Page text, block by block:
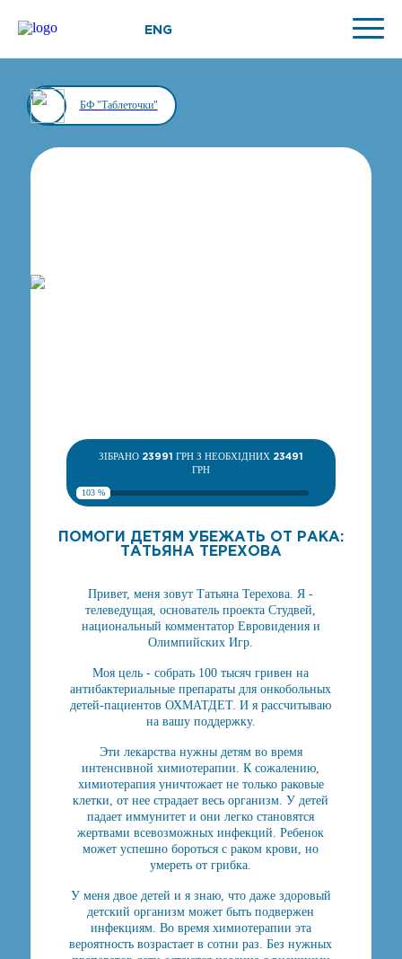
ENG
БФ "Таблеточки"
ЗІБРАНО 23991 ГРН З НЕОБХІДНИХ 23491
ГРН
103 %
ПОМОГИ ДЕТЯМ УБЕЖАТЬ ОТ РАКА:
ТАТЬЯНА ТЕРЕХОВА
Привет, меня зовут Татьяна Терехова. Я -
телеведущая, основатель проекта Студвей,
национальный комментатор Евровидения и
Олимпийских Игр.
Моя цель - собрать 100 тысяч гривен на
антибактериальные препараты для онкобольных
детей-пациентов ОХМАТДЕТ. И я рассчитываю
на вашу поддержку.
Эти лекарства нужны детям во время
интенсивной химиотерапии. К сожалению,
химиотерапия уничтожает не только раковые
клетки, от нее страдает весь организм. У детей
падает иммунитет и они легко становятся
жертвами всевозможных инфекций. Ребенок
может успешно бороться с раком крови, но
умереть от грибка.
У меня двое детей и я знаю, что даже здоровый
детский организм может быть подвержен
инфекциям. Во время химиотерапии эта
вероятность возрастает в сотни раз. Без нужных